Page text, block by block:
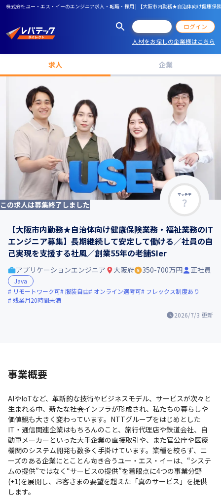
株式会社ユー・エス・イーのエンジニア求人・転職・採用 | 【大阪市内勤務★自治体向け健康
ログイン
人材をお探しの企業様はこちら
求人 企業
マッチ率
この求人は募集終了しました
【大阪市内勤務★自治体向け健康保険業務・福祉業務のIT
エンジニア募集】長期継続して安定して働ける／社員の自
己実現を支援する社風／創業55年の老舗SIer
2026/7/3 更新
アプリケーションエンジニア 大阪府 350-700万円 正社員
Java
リモートワーク可 服装自由 オンライン選考可
フレックス制度あり
残業月20時間未満
事業概要
AIやIoTなど、革新的な技術やビジネスモデル、サービスが次々と
生まれる中、新たな社会インフラが形成され、私たちの暮らしや
価値観も大きく変わっています。NTTグループをはじめとした
IT・通信関連企業はもちろんのこと、旅行代理店や鉄道会社、自
動車メーカーといった大手企業の直接取引や、また官公庁や医療
機関のシステム開発も数多く手掛けています。業種を絞らず、ニ
ーズのある企業にとことん向き合うユー・エス・イーは、“システ
ムの提供”ではなく“サービスの提供”を着眼点に4つの事業分野
(+1)を展開し、お客さまの要望を超えた「真のサービス」を提供
します。